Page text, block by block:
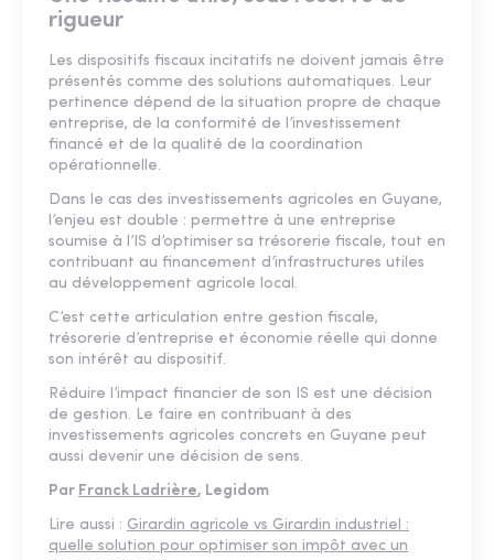
rigueur
Les dispositifs fiscaux incitatifs ne doivent jamais être
présentés comme des solutions automatiques. Leur
pertinence dépend de la situation propre de chaque
entreprise, de la conformité de l’investissement
financé et de la qualité de la coordination
opérationnelle.
Dans le cas des investissements agricoles en Guyane,
l’enjeu est double : permettre à une entreprise
soumise à l’IS d’optimiser sa trésorerie fiscale, tout en
contribuant au financement d’infrastructures utiles
au développement agricole local.
C’est cette articulation entre gestion fiscale,
trésorerie d’entreprise et économie réelle qui donne
son intérêt au dispositif.
Réduire l’impact financier de son IS est une décision
de gestion. Le faire en contribuant à des
investissements agricoles concrets en Guyane peut
aussi devenir une décision de sens.
Par Franck Ladrière, Legidom
Lire aussi : Girardin agricole vs Girardin industriel :
quelle solution pour optimiser son impôt avec un